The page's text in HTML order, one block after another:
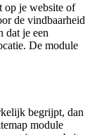
op je website of
de vindbaarheid
dat je een
De module
begrijpt, dan
module